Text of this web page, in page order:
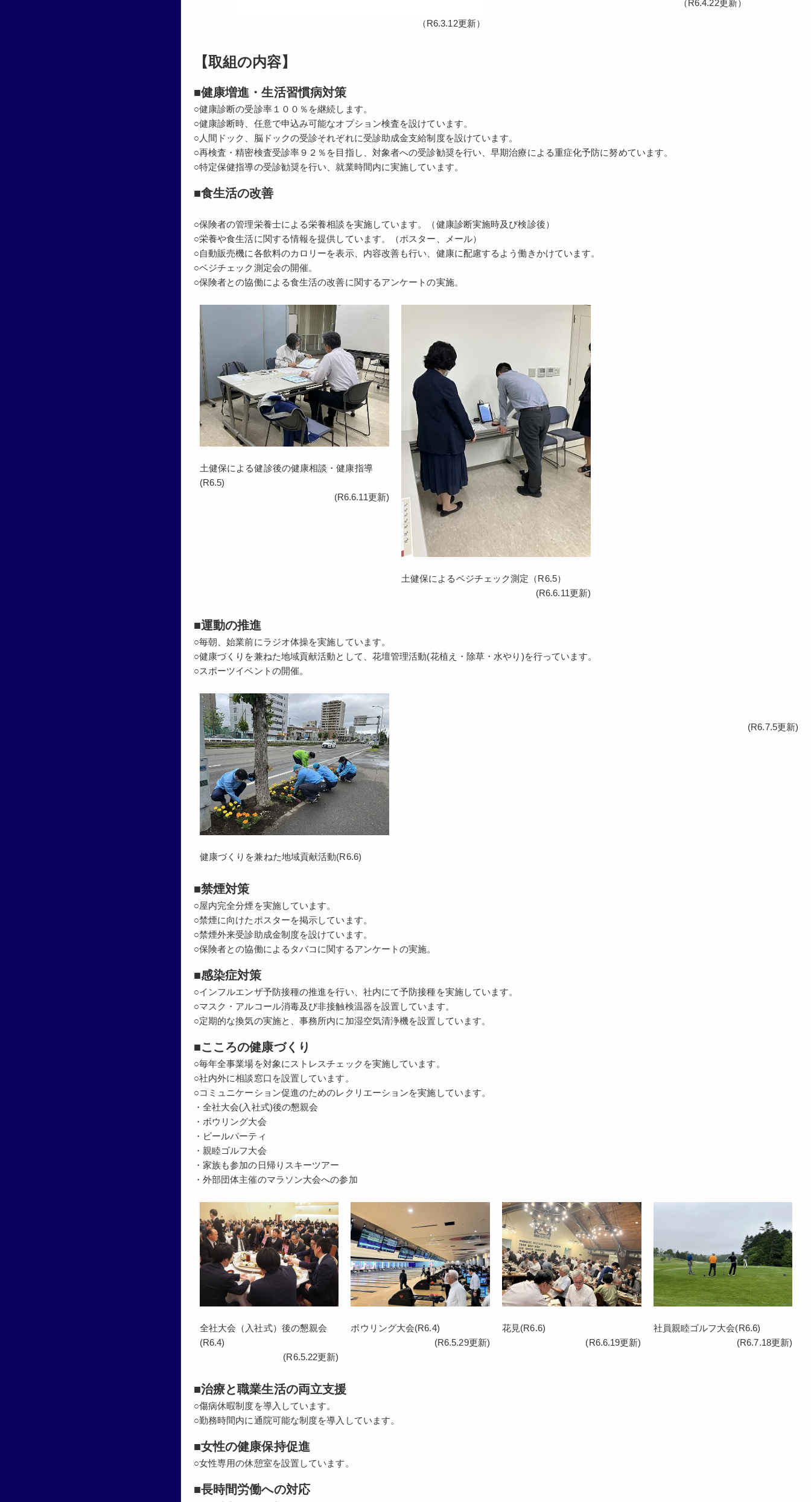
（R6.3.12更新）
（R6.4.22更新）
【取組の内容】
■健康増進・生活習慣病対策
○健康診断の受診率１００％を継続します。
○健康診断時、任意で申込み可能なオプション検査を設けています。
○人間ドック、脳ドックの受診それぞれに受診助成金支給制度を設けています。
○再検査・精密検査受診率９２％を目指し、対象者への受診勧奨を行い、早期治療による重症化予防に努めています。
○特定保健指導の受診勧奨を行い、就業時間内に実施しています。
■食生活の改善
○保険者の管理栄養士による栄養相談を実施しています。（健康診断実施時及び検診後）
○栄養や食生活に関する情報を提供しています。（ポスター、メール）
○自動販売機に各飲料のカロリーを表示、内容改善も行い、健康に配慮するよう働きかけています。
○ベジチェック測定会の開催。
○保険者との協働による食生活の改善に関するアンケートの実施。
土健保による健診後の健康相談・健康指導
(R6.5)
(R6.6.11更新)
土健保によるベジチェック測定（R6.5）
(R6.6.11更新)
■運動の推進
○毎朝、始業前にラジオ体操を実施しています。
○健康づくりを兼ねた地域貢献活動として、花壇管理活動(花植え・除草・水やり)を行っています。
○スポーツイベントの開催。
健康づくりを兼ねた地域貢献活動(R6.6)
(R6.7.5更新)
■禁煙対策
○屋内完全分煙を実施しています。
○禁煙に向けたポスターを掲示しています。
○禁煙外来受診助成金制度を設けています。
○保険者との協働によるタバコに関するアンケートの実施。
■感染症対策
○インフルエンザ予防接種の推進を行い、社内にて予防接種を実施しています。
○マスク・アルコール消毒及び非接触検温器を設置しています。
○定期的な換気の実施と、事務所内に加湿空気清浄機を設置しています。
■こころの健康づくり
○毎年全事業場を対象にストレスチェックを実施しています。
○社内外に相談窓口を設置しています。
○コミュニケーション促進のためのレクリエーションを実施しています。
・全社大会(入社式)後の懇親会
・ボウリング大会
・ビールパーティ
・親睦ゴルフ大会
・家族も参加の日帰りスキーツアー
・外部団体主催のマラソン大会への参加
全社大会（入社式）後の懇親会
(R6.4)
(R6.5.22更新)
ボウリング大会(R6.4)
(R6.5.29更新)
花見(R6.6)
(R6.6.19更新)
社員親睦ゴルフ大会(R6.6)
(R6.7.18更新)
■治療と職業生活の両立支援
○傷病休暇制度を導入しています。
○勤務時間内に通院可能な制度を導入しています。
■女性の健康保持促進
○女性専用の休憩室を設置しています。
■長時間労働への対応